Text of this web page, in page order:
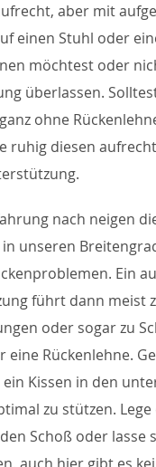
aber mit
einen Stuhl oder
möchtest oder
überlassen.
ohne
ruhig diesen
nach neigen
unseren
Ein
führt dann meist
oder sogar zu
eine Rückenlehne.
Kissen in den
zu stützen.
Schoß oder lasse